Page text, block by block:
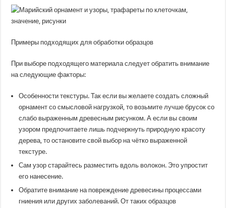
Примеры подходящих для обработки образцов
При выборе подходящего материала следует обратить внимание
на следующие факторы:
Особенности текстуры. Так если вы желаете создать сложный
орнамент со смысловой нагрузкой, то возьмите лучше брусок со
слабо выраженным древесным рисунком. А если вы своим
узором предпочитаете лишь подчеркнуть природную красоту
дерева, то остановите свой выбор на чётко выраженной
текстуре.
Сам узор старайтесь разместить вдоль волокон. Это упростит
его нанесение.
Обратите внимание на повреждение древесины процессами
гниения или других заболеваний. От таких образцов